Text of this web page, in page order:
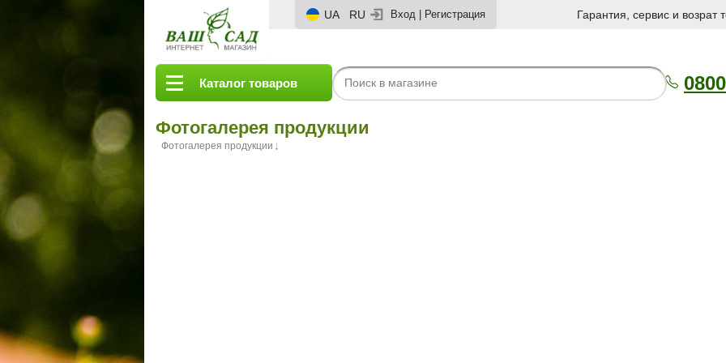
UA RU Вход Регистрация Гарантия, сервис и возрат
Каталог товаров
Фотогалерея продукции
Фотогалерея продукции